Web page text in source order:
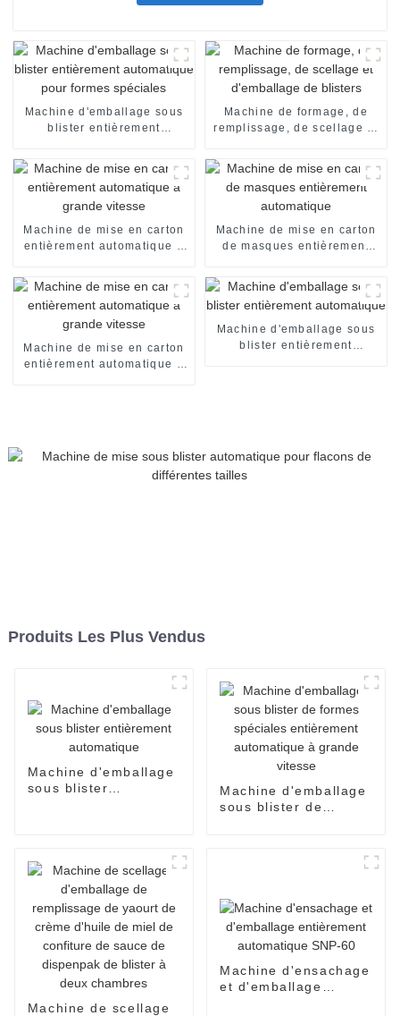
Machine d'emballage sous
blister entièrement
Machine de formage, de
remplissage, de scellage et
Machine de mise en carton
entièrement automatique à
Machine de mise en carton
de masques entièrement
Machine de mise en carton
entièrement automatique à
Machine d'emballage sous
blister entièrement
Produits Les Plus Vendus
Machine d'emballage
sous blister
Machine d'emballage
sous blister de
automatique à grande
Machine de scellage
Machine d'ensachage
et d'emballage